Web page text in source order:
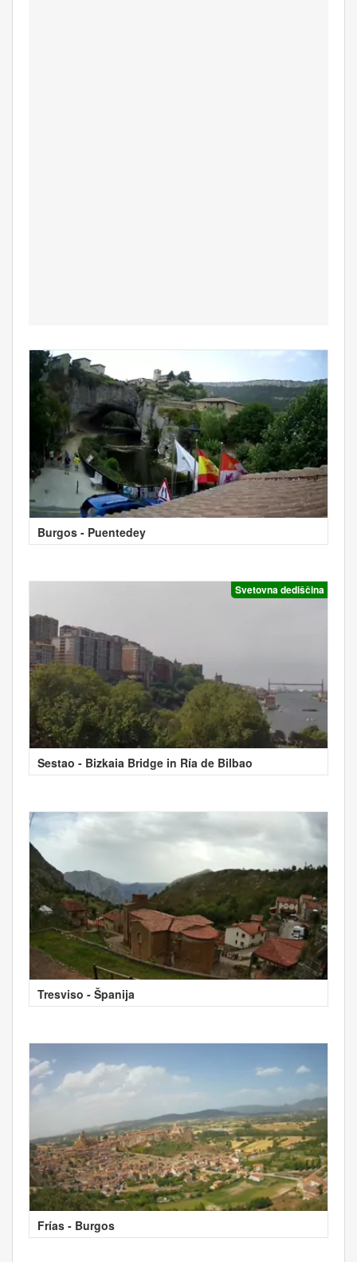
Burgos - Puentedey
Svetovna dediščina
Sestao - Bizkaia Bridge in Ría de Bilbao
Tresviso - Španija
Frías - Burgos